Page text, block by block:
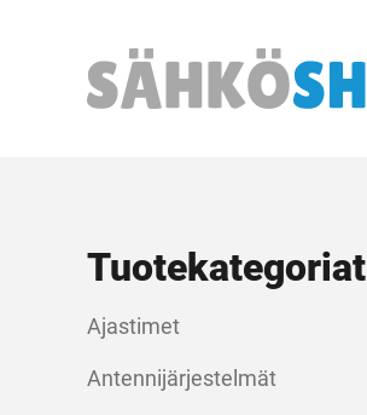
Päävalikko
Tuotekategoriat
Ajastimet
Antennijärjestelmät